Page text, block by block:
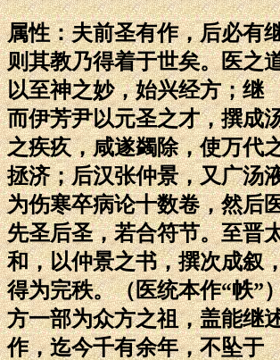
属性：夫前圣有作，后必有
则其教乃得着于世矣。医之
以至神之妙，始兴经方；继
而伊芳尹以元圣之才，撰成
之疾疚，咸遂蠲除，使万代
拯济；后汉张仲景，又广汤
为伤寒卒病论十数卷，然后
先圣后圣，若合符节。至晋
和，以仲景之书，撰次成叙
得为完秩。（医统本作“帙”
方一部为众方之祖，盖能继
作，迄今千有余年，不坠于